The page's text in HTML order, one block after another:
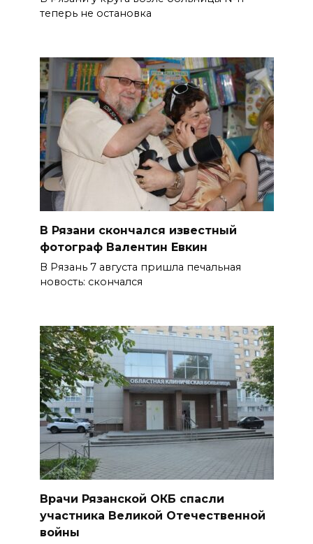
теперь не остановка
В Рязани скончался известный
фотограф Валентин Евкин
В Рязань 7 августа пришла печальная
новость: скончался
Врачи Рязанской ОКБ спасли
участника Великой Отечественной
войны